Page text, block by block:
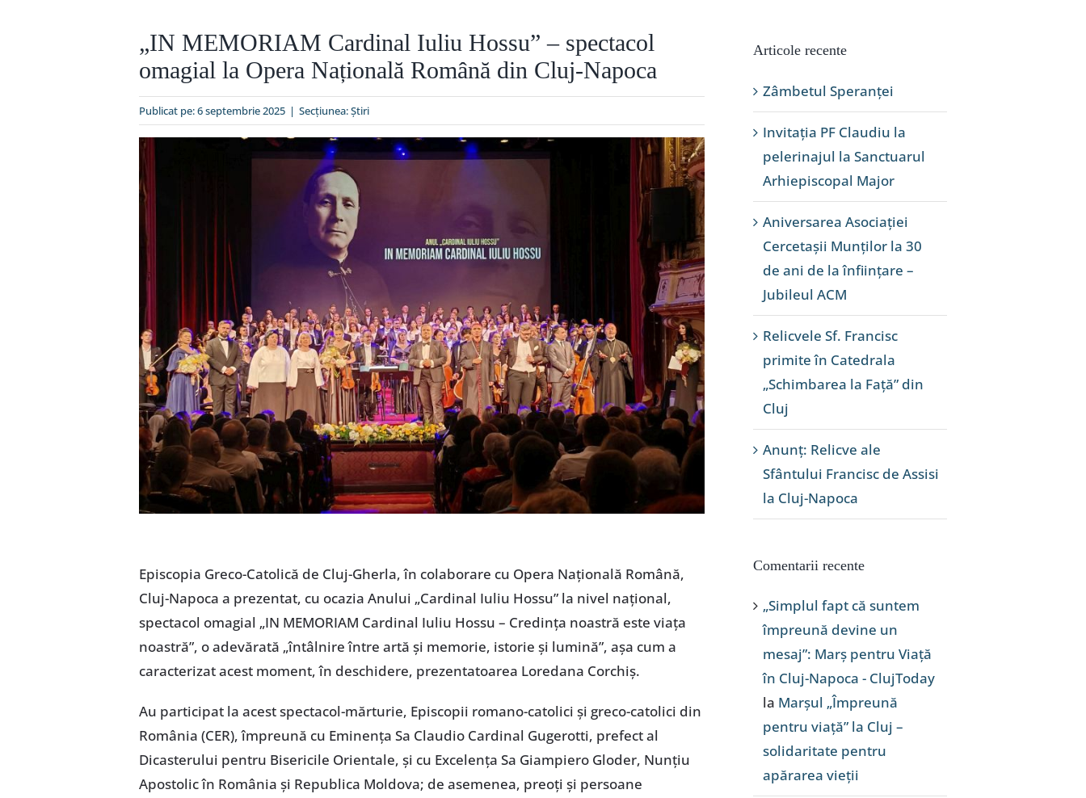
„IN MEMORIAM Cardinal Iuliu Hossu” – spectacol
omagial la Opera Națională Română din Cluj-Napoca
Publicat pe: 6 septembrie 2025 | Secțiunea:Ştiri
Episcopia Greco-Catolică de Cluj-Gherla, în colaborare cu Opera Națională Română,
Cluj-Napoca a prezentat, cu ocazia Anului „Cardinal Iuliu Hossu” la nivel național,
spectacol omagial „IN MEMORIAM Cardinal Iuliu Hossu – Credința noastră este viața
noastră”, o adevărată „întâlnire între artă și memorie, istorie și lumină”, așa cum a
caracterizat acest moment, în deschidere, prezentatoarea Loredana Corchiș.
Au participat la acest spectacol-mărturie, Episcopii romano-catolici și greco-catolici din
România (CER), împreună cu Eminența Sa Claudio Cardinal Gugerotti, prefect al
Dicasterului pentru Bisericile Orientale, și cu Excelența Sa Giampiero Gloder, Nunțiu
Apostolic în România și Republica Moldova; de asemenea, preoți și persoane
Articole recente
Zâmbetul Speranței
Invitația PF Claudiu la
pelerinajul la Sanctuarul
Arhiepiscopal Major
Aniversarea Asociației
Cercetașii Munților la 30
de ani de la înființare –
Jubileul ACM
Relicvele Sf. Francisc
primite în Catedrala
„Schimbarea la Față” din
Cluj
Anunț: Relicve ale
Sfântului Francisc de Assisi
la Cluj-Napoca
Comentarii recente
„Simplul fapt că suntem
împreună devine un
mesaj”: Marș pentru Viață
în Cluj-Napoca - ClujToday
la Marșul „Împreună
pentru viață” la Cluj –
solidaritate pentru
apărarea vieții